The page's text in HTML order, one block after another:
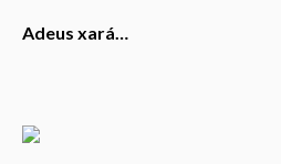
Adeus xará…